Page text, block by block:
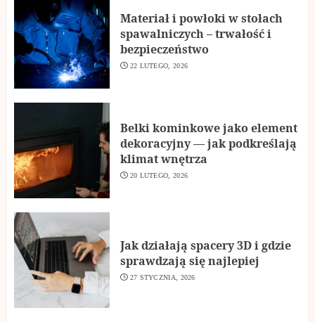
Materiał i powłoki w stołach
spawalniczych – trwałość i
bezpieczeństwo
22 LUTEGO, 2026
Belki kominkowe jako element
dekoracyjny — jak podkreślają
klimat wnętrza
20 LUTEGO, 2026
Jak działają spacery 3D i gdzie
sprawdzają się najlepiej
27 STYCZNIA, 2026